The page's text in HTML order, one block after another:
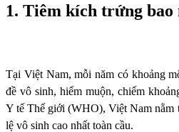
1. Tiêm kích trứng bao
Tại Việt Nam, mỗi năm có khoảng
đề vô sinh, hiếm muộn, chiếm
Y tế Thế giới (WHO), Việt Nam nằm
lệ vô sinh cao nhất toàn cầu.